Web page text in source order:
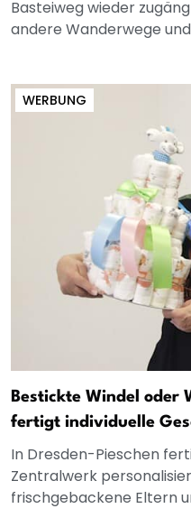
Basteiweg wieder
andere Wanderwege und
WERBUNG
Bestickte Windel oder
fertigt individuelle
In Dresden-Pieschen
Zentralwerk
frischgebackene Eltern